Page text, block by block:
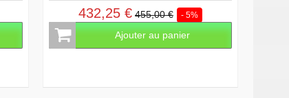
432,25 € 455,00 € - 5%
Ajouter au panier